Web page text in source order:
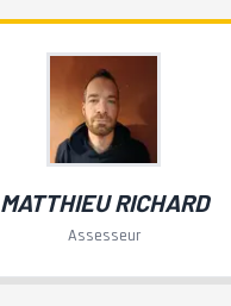
MATTHIEU RICHARD
Assesseur